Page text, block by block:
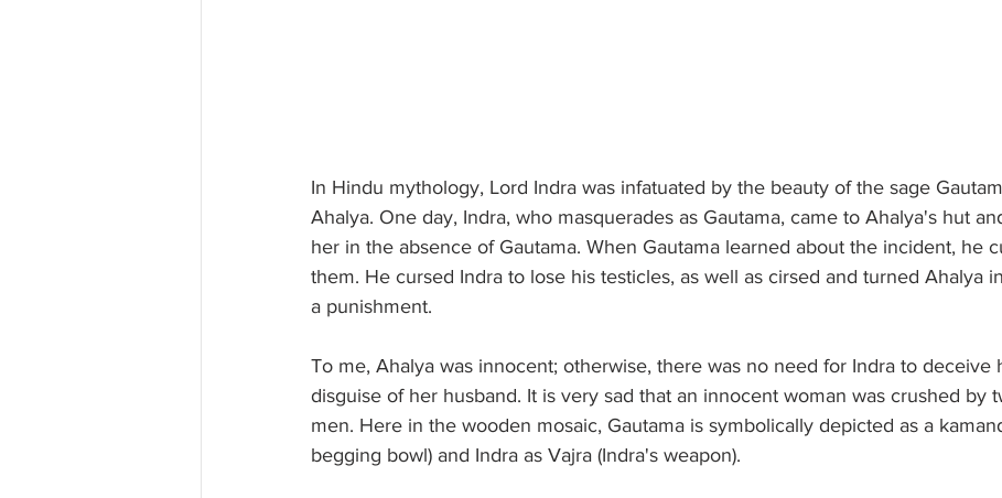
In Hindu mythology, Lord Indra was infatuated by the beauty of the sage
Ahalya. One day, Indra, who masquerades as Gautama, came to Ahalya's hut
her in the absence of Gautama. When Gautama learned about the incident, he
them. He cursed Indra to lose his testicles, as well as cirsed and turned Ahalya
a punishment.
To me, Ahalya was innocent; otherwise, there was no need for Indra to deceive
disguise of her husband. It is very sad that an innocent woman was crushed by
men. Here in the wooden mosaic, Gautama is symbolically depicted as a
begging bowl) and Indra as Vajra (Indra's weapon).